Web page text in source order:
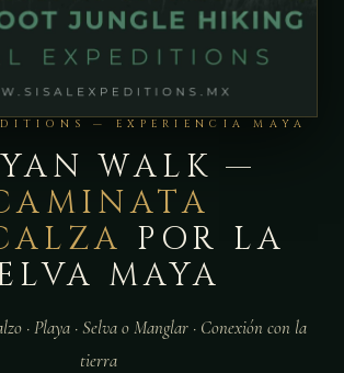
— EXPERIENCIA MAYA
WALK —
POR LA
MAYA
· Playa · Selva o Manglar · Conexión con la
tierra